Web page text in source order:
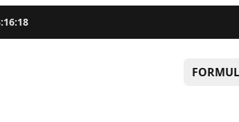
:16:17